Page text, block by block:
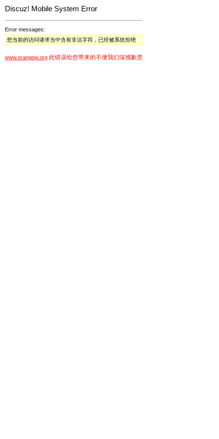
Discuz! Mobile System Error
Error messages:
您当前的访问请求当中含有非法字符，已经被系统拒绝
www.orangepi.org 此错误给您带来的不便我们深感歉意